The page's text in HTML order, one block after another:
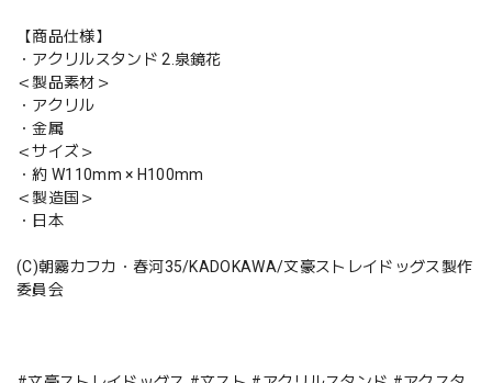
【商品仕様】
・アクリルスタンド 2.泉鏡花
＜製品素材＞
・アクリル
・金属
＜サイズ＞
・約 W110mm × H100mm
＜製造国＞
・日本
(C)朝霧カフカ・春河35/KADOKAWA/文豪ストレイドッグス製作
委員会